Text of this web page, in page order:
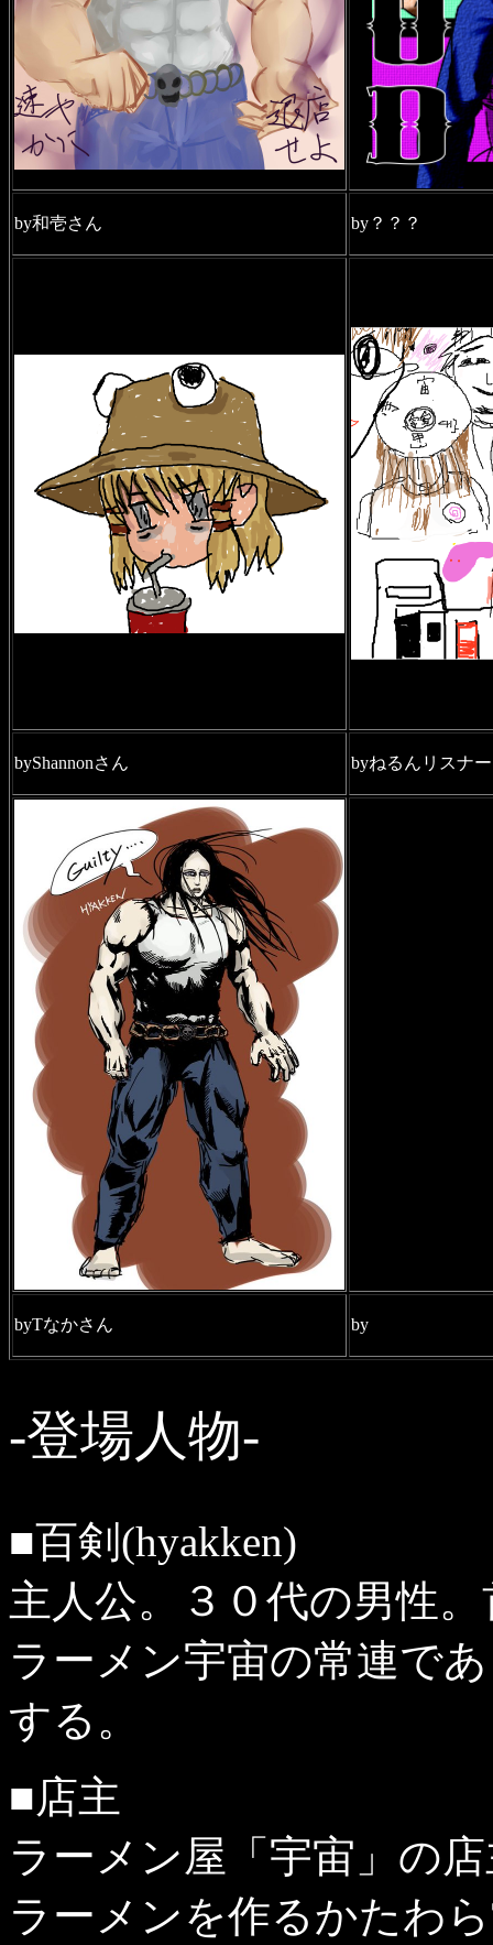
by和壱さん by？？？
byShannonさん byねるんリスナ
byTなかさん by
-登場人物-
■百剣(hyakken)
主人公。３０代の男性
ラーメン宇宙の常連で
する。
■店主
ラーメン屋「宇宙」の
ラーメンを作るかたわ